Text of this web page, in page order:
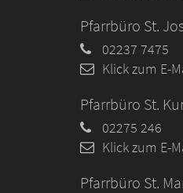
Pfarrbüro St.
02237 7475
Klick zum E-
Pfarrbüro St.
02275 246
Klick zum E-
Pfarrbüro St.